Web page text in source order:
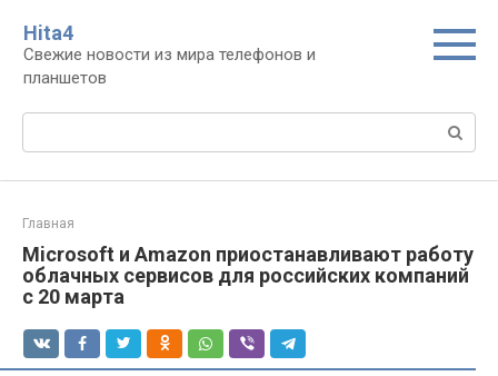
контенту
Нita4
Свежие новости из мира телефонов и
планшетов
Поиск:
Главная
Microsoft и Amazon приостанавливают работу
облачных сервисов для российских компаний
с 20 марта